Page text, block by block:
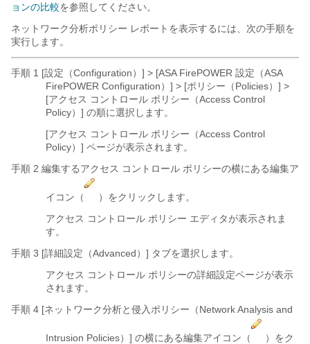
ョンの比較を参照してください。
ネットワーク分析ポリシー レポートを表示するには、次の手順を
実行します。
手順 1 [設定（Configuration）] > [ASA FirePOWER 設定（ASA
FirePOWER Configuration）] > [ポリシー（Policies）] >
[アクセス コントロール ポリシー（Access Control
Policy）] の順に選択します。
[アクセス コントロール ポリシー（Access Control
Policy）] ページが表示されます。
手順 2 編集するアクセス コントロール ポリシーの横にある編集ア
イコン（
）をクリックします。
アクセス コントロール ポリシー エディタが表示されま
す。
手順 3 [詳細設定（Advanced）] タブを選択します。
アクセス コントロール ポリシーの詳細設定ページが表示
されます。
手順 4 [ネットワーク分析と侵入ポリシー（Network Analysis and
Intrusion Policies）] の横にある編集アイコン（
）をク